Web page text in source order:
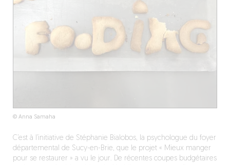
© Anna Samaha
C’est à l’initiative de Stéphanie Bialobos, la psychologue du foyer
départemental de Sucy-en-Brie, que le projet « Mieux manger
pour se restaurer » a vu le jour. De récentes coupes budgétaires